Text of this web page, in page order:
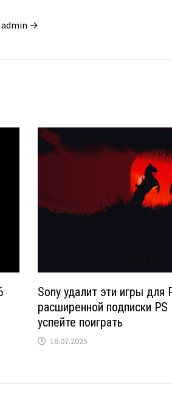
admin →
Sony удалит эти игры для
расширенной подписки PS
успейте поиграть
16.07.2025